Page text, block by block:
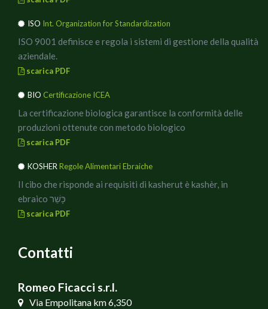
ISO Int. Organization for Standardization
ISO 9001 definisce e regola i sistemi di gestione della qualità
aziendale.
scarica PDF
BIO Certificazione ICEA
La certificazione biologica garantisce la conformità delle
produzioni ottenute con metodo biologico
scarica PDF
KOSHER Regole Alimentari Ebraiche
Il cibo che risponde ai requisiti di kasherut è kashèr, in
ebraico כָּשֵׁר
scarica PDF
Contatti
Romeo Ficacci s.r.l.
Via Empolitana km 6,350